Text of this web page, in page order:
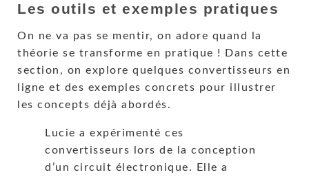
Les outils et exemples pratiques
On ne va pas se mentir, on adore quand la
théorie se transforme en pratique ! Dans cette
section, on explore quelques convertisseurs en
ligne et des exemples concrets pour illustrer
les concepts déjà abordés.
Lucie a expérimenté ces
convertisseurs lors de la conception
d’un circuit électronique. Elle a